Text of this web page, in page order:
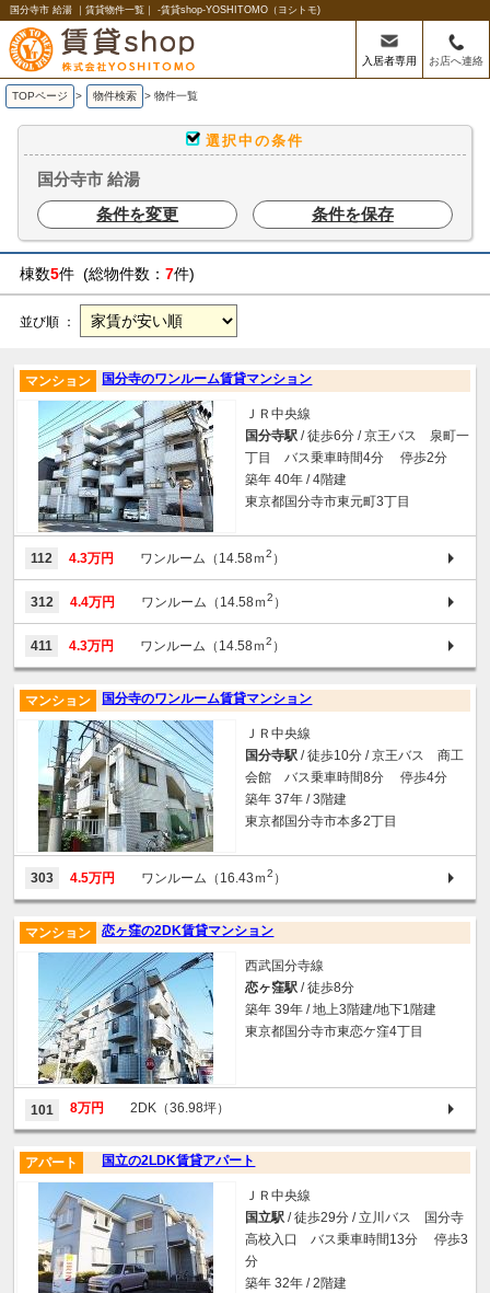
国分寺市 給湯 ｜賃貸物件一覧｜ -賃貸shop-YOSHITOMO（ヨシトモ)
入居者専用 お店へ連絡
TOPページ > 物件検索 > 物件一覧
選択中の条件
国分寺市 給湯
条件を変更
条件を保存
棟数5件 (総物件数： 7件)
並び順 ：
国分寺のワンルーム賃貸マンション
マンション
ＪＲ中央線
国分寺駅 / 徒歩6分 / 京王バス 泉町一
丁目 バス乗車時間4分 停歩2分
築年 40年 / 4階建
東京都国分寺市東元町3丁目
112 4.3万円 ワンルーム（14.58ｍ2 ）
312 4.4万円 ワンルーム（14.58ｍ2 ）
411 4.3万円 ワンルーム（14.58ｍ2 ）
国分寺のワンルーム賃貸マンション
マンション
ＪＲ中央線
国分寺駅 / 徒歩10分 / 京王バス 商工
会館 バス乗車時間8分 停歩4分
築年 37年 / 3階建
東京都国分寺市本多2丁目
303 4.5万円 ワンルーム（16.43ｍ2 ）
恋ヶ窪の2DK賃貸マンション
マンション
西武国分寺線
恋ヶ窪駅 / 徒歩8分
築年 39年 / 地上3階建/地下1階建
東京都国分寺市東恋ケ窪4丁目
101 8万円 2DK（36.98坪）
国立の2LDK賃貸アパート
アパート
ＪＲ中央線
国立駅 / 徒歩29分 / 立川バス 国分寺
高校入口 バス乗車時間13分 停歩3
分
築年 32年 / 2階建